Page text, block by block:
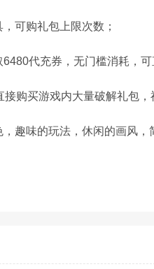
可购礼包上限次数；
6480代充券，无门槛消耗，
接购买游戏内大量破解礼包，
，趣味的玩法，休闲的画风